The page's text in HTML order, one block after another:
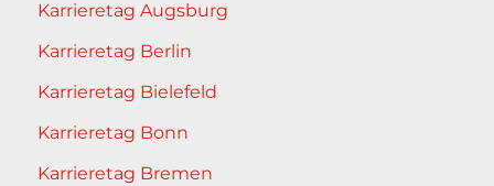
Karrieretag Augsburg
Karrieretag Berlin
Karrieretag Bielefeld
Karrieretag Bonn
Karrieretag Bremen